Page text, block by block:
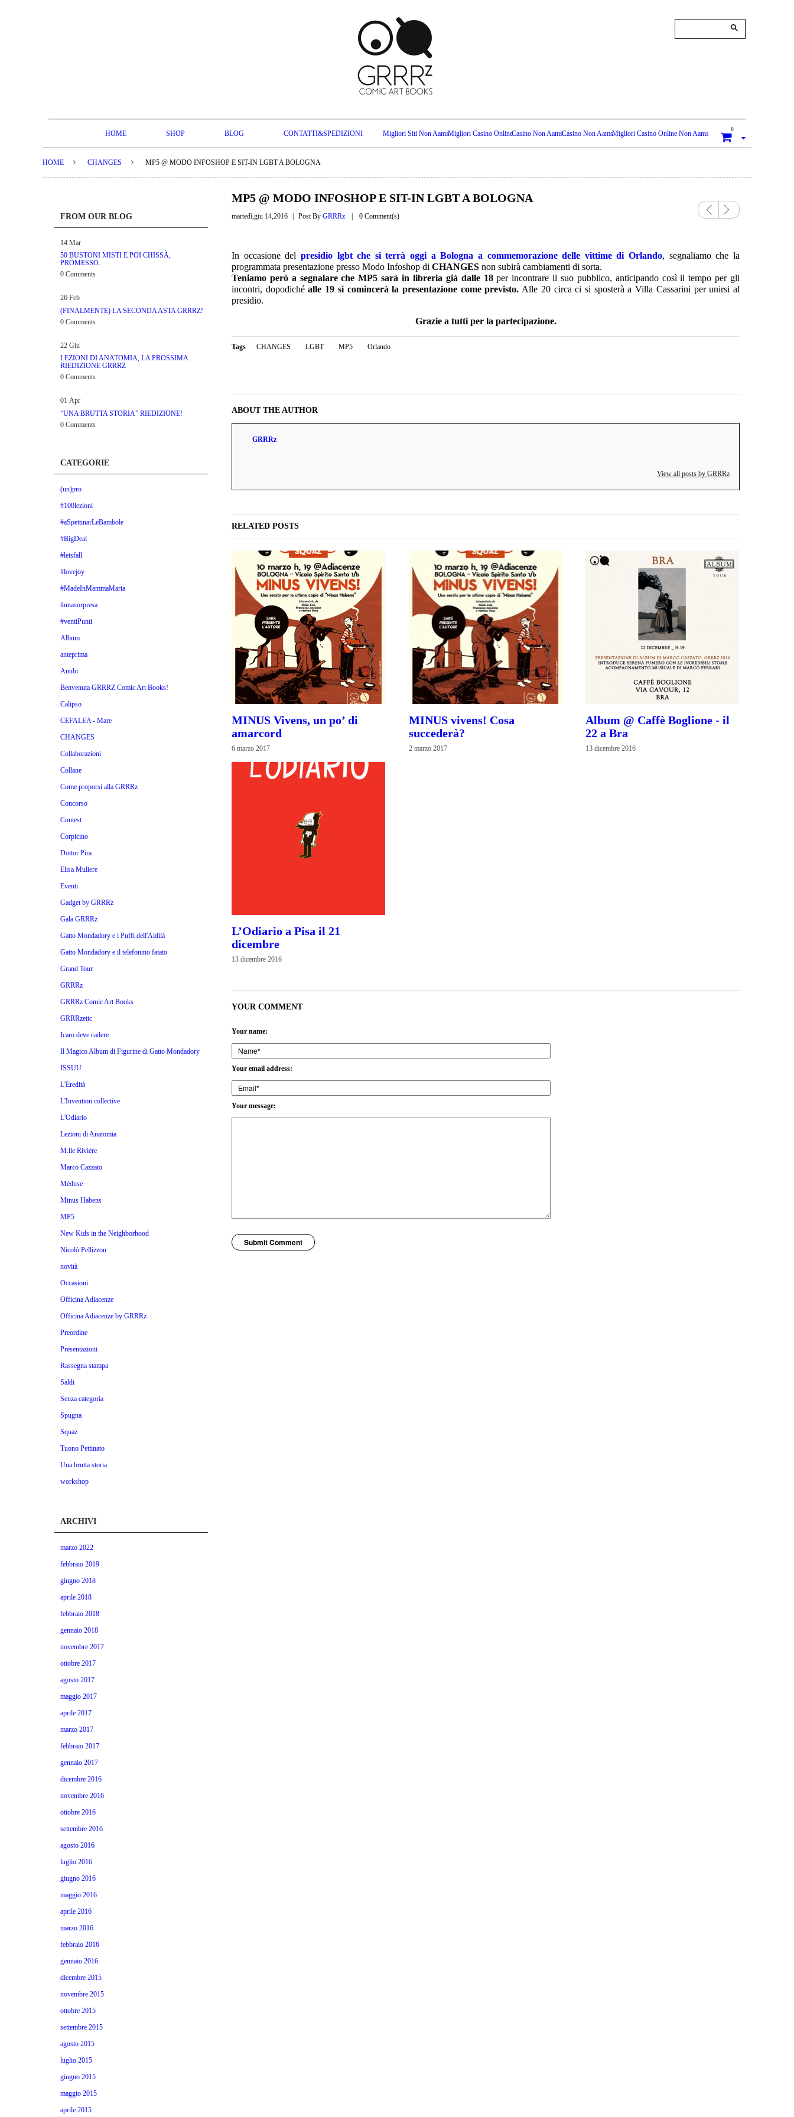
HOME SHOP BLOG CONTATTI&SPEDIZIONI Migliori Siti Non AamsMigliori Casino OnlineCasino Non AamsCasino Non AamsMigliori Casino Online Non Aams
0
HOME CHANGES MP5 @ MODO INFOSHOP E SIT-IN LGBT A BOLOGNA
FROM OUR BLOG
14 Mar
50 BUSTONI MISTI E POI CHISSÀ,
PROMESSO.
0 Comments
26 Feb
(FINALMENTE) LA SECONDA ASTA GRRRZ!
0 Comments
22 Giu
LEZIONI DI ANATOMIA, LA PROSSIMA
RIEDIZIONE GRRRZ
0 Comments
01 Apr
“UNA BRUTTA STORIA” RIEDIZIONE!
0 Comments
CATEGORIE
(un)pro
#100lezioni
#aSpettinarLeBambole
#BigDeal
#letsfall
#lovejoy
#MadeInMammaMaria
#unasorpresa
#ventiPunti
Album
anteprima
Anubi
Benvenuta GRRRZ Comic Art Books!
Calipso
CEFALEA - Mare
CHANGES
Collaborazioni
Collane
Come proporsi alla GRRRz
Concorso
Contest
Corpicino
Dottor Pira
Elisa Muliere
Eventi
Gadget by GRRRz
Gala GRRRz
Gatto Mondadory e i Puffi dell'Aldilà
Gatto Mondadory e il telefonino fatato
Grand Tour
GRRRz
GRRRz Comic Art Books
GRRRzetic
Icaro deve cadere
Il Magico Album di Figurine di Gatto Mondadory
ISSUU
L'Eredità
L'Invention collective
L'Odiario
Lezioni di Anatomia
M.lle Riviére
Marco Cazzato
Méduse
Minus Habens
MP5
New Kids in the Neighborhood
Nicolò Pellizzon
novità
Occasioni
Officina Adiacenze
Officina Adiacenze by GRRRz
Preordine
Presentazioni
Rassegna stampa
Saldi
Senza categoria
Spugna
Squaz
Tuono Pettinato
Una brutta storia
workshop
ARCHIVI
marzo 2022
febbraio 2019
giugno 2018
aprile 2018
febbraio 2018
gennaio 2018
novembre 2017
ottobre 2017
agosto 2017
maggio 2017
aprile 2017
marzo 2017
febbraio 2017
gennaio 2017
dicembre 2016
novembre 2016
ottobre 2016
settembre 2016
agosto 2016
luglio 2016
giugno 2016
maggio 2016
aprile 2016
marzo 2016
febbraio 2016
gennaio 2016
dicembre 2015
novembre 2015
ottobre 2015
settembre 2015
agosto 2015
luglio 2015
giugno 2015
maggio 2015
aprile 2015
MP5 @ MODO INFOSHOP E SIT-IN LGBT A BOLOGNA
Previo
us
Next
martedì,giu 14,2016
Post By GRRRz 0 Comment(s)
In occasione del presidio lgbt che si terrà oggi a Bologna a commemorazione delle vittime di Orlando, segnaliamo che la
programmata presentazione presso Modo Infoshop di CHANGES non subirà cambiamenti di sorta.
Teniamo però a segnalare che MP5 sarà in libreria già dalle 18per incontrare il suo pubblico, anticipando così il tempo per gli
incontri, dopodichéalle 19 si comincerà la presentazione come previsto. Alle 20 circa ci si sposterà a Villa Cassarini per unirsi al
presidio.
Grazie a tutti per la partecipazione.
Tags CHANGES LGBT MP5 Orlando
ABOUT THE AUTHOR
GRRRz
View all posts by GRRRz
RELATED POSTS
MINUS Vivens, un po’ di
amarcord
6 marzo 2017
MINUS vivens! Cosa
succederà?
2 marzo 2017
Album @ Caffè Boglione - il
22 a Bra
13 dicembre 2016
L’Odiario a Pisa il 21
dicembre
13 dicembre 2016
YOUR COMMENT
Your name:
Your email address:
Your message:
Submit Comment